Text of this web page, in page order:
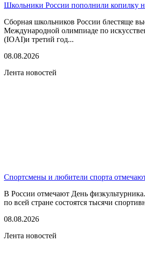
Школьники России пополнили копилку
Сборная школьников России блестяще
Международной олимпиаде по
(IOAI)и третий год...
08.08.2026
Лента новостей
Спортсмены и любители спорта
В России отмечают День
по всей стране состоятся тысячи
08.08.2026
Лента новостей